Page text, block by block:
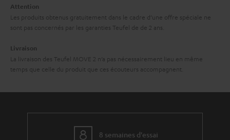
e
Attention
Les produits obtenus gratuitement dans le cadre d’une offre spéciale ne
sont pas concernés par les garanties Teufel de de 2 ans.
Livraison
La livraison des Teufel MOVE 2 n’a pas nécessairement lieu en même
temps que celle du produit que ces écouteurs accompagnent.
8 semaines d'essai